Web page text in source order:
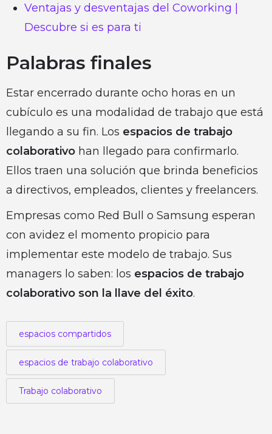
Ventajas y desventajas del Coworking |
Descubre si es para ti
Palabras finales
Estar encerrado durante ocho horas en un
cubículo es una modalidad de trabajo que está
llegando a su fin. Los espacios de trabajo
colaborativo han llegado para confirmarlo.
Ellos traen una solución que brinda beneficios
a directivos, empleados, clientes y freelancers.
Empresas como Red Bull o Samsung esperan
con avidez el momento propicio para
implementar este modelo de trabajo. Sus
managers lo saben: los espacios de trabajo
colaborativo son la llave del éxito.
espacios compartidos
espacios de trabajo colaborativo
Trabajo colaborativo